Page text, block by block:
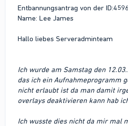
Entbannungsantrag von der ID:4596
Name: Lee James
Hallo liebes Serveradminteam
Ich wurde am Samstag den
das ich ein Aufnahmeprogramm
nicht erlaubt ist da man damit
overlays deaktivieren kann hab
Ich wusste dies nicht da mir mal